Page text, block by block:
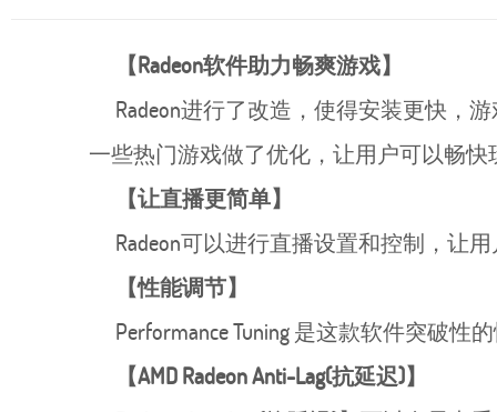
【Radeon软件助力畅爽游戏】
Radeon进行了改造，使得安装更快，
一些热门游戏做了优化，让用户可以畅快
【让直播更简单】
Radeon可以进行直播设置和控制，让
【性能调节】
Performance Tuning 是这款软件突破性
【AMD Radeon Anti-Lag(抗延迟)】